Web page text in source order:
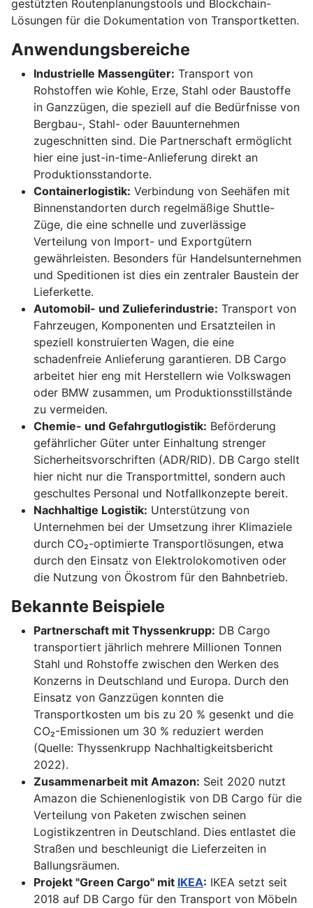
gestützten Routenplanungstools und Blockchain-
Lösungen für die Dokumentation von Transportketten.
Anwendungsbereiche
Industrielle Massengüter: Transport von
Rohstoffen wie Kohle, Erze, Stahl oder Baustoffe
in Ganzzügen, die speziell auf die Bedürfnisse von
Bergbau-, Stahl- oder Bauunternehmen
zugeschnitten sind. Die Partnerschaft ermöglicht
hier eine just-in-time-Anlieferung direkt an
Produktionsstandorte.
Containerlogistik: Verbindung von Seehäfen mit
Binnenstandorten durch regelmäßige Shuttle-
Züge, die eine schnelle und zuverlässige
Verteilung von Import- und Exportgütern
gewährleisten. Besonders für Handelsunternehmen
und Speditionen ist dies ein zentraler Baustein der
Lieferkette.
Automobil- und Zulieferindustrie: Transport von
Fahrzeugen, Komponenten und Ersatzteilen in
speziell konstruierten Wagen, die eine
schadenfreie Anlieferung garantieren. DB Cargo
arbeitet hier eng mit Herstellern wie Volkswagen
oder BMW zusammen, um Produktionsstillstände
zu vermeiden.
Chemie- und Gefahrgutlogistik: Beförderung
gefährlicher Güter unter Einhaltung strenger
Sicherheitsvorschriften (ADR/RID). DB Cargo stellt
hier nicht nur die Transportmittel, sondern auch
geschultes Personal und Notfallkonzepte bereit.
Nachhaltige Logistik: Unterstützung von
Unternehmen bei der Umsetzung ihrer Klimaziele
durch CO₂-optimierte Transportlösungen, etwa
durch den Einsatz von Elektrolokomotiven oder
die Nutzung von Ökostrom für den Bahnbetrieb.
Bekannte Beispiele
Partnerschaft mit Thyssenkrupp: DB Cargo
transportiert jährlich mehrere Millionen Tonnen
Stahl und Rohstoffe zwischen den Werken des
Konzerns in Deutschland und Europa. Durch den
Einsatz von Ganzzügen konnten die
Transportkosten um bis zu 20 % gesenkt und die
CO₂-Emissionen um 30 % reduziert werden
(Quelle: Thyssenkrupp Nachhaltigkeitsbericht
2022).
Zusammenarbeit mit Amazon: Seit 2020 nutzt
Amazon die Schienenlogistik von DB Cargo für die
Verteilung von Paketen zwischen seinen
Logistikzentren in Deutschland. Dies entlastet die
Straßen und beschleunigt die Lieferzeiten in
Ballungsräumen.
Projekt "Green Cargo" mit IKEA: IKEA setzt seit
2018 auf DB Cargo für den Transport von Möbeln